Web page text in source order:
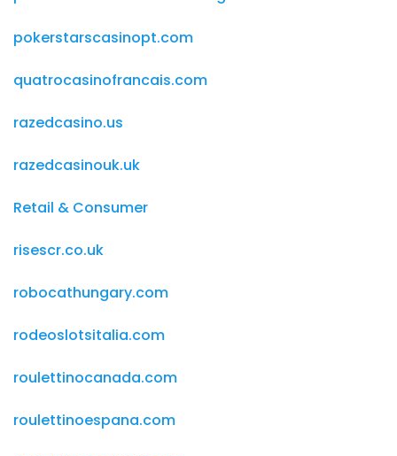
pokerstarscasinopt.com
quatrocasinofrancais.com
razedcasino.us
razedcasinouk.uk
Retail & Consumer
risescr.co.uk
robocathungary.com
rodeoslotsitalia.com
roulettinocanada.com
roulettinoespana.com